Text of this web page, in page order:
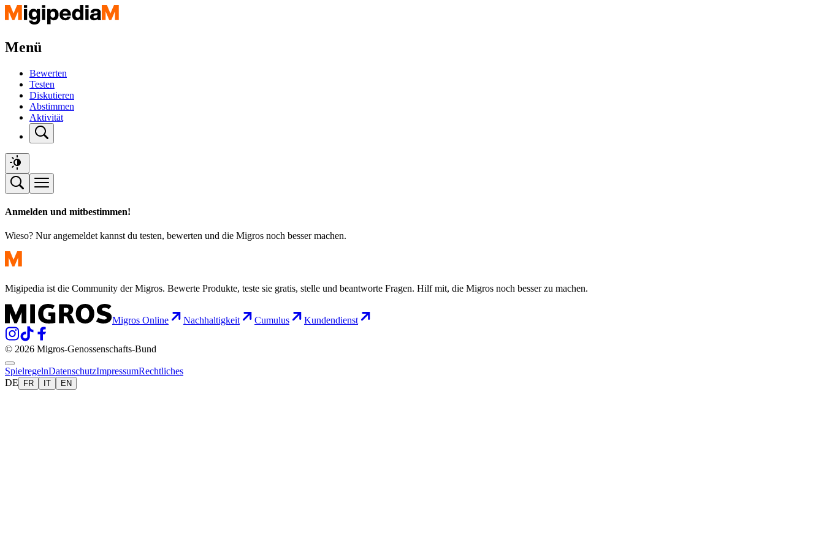
Menü
Bewerten
Testen
Diskutieren
Abstimmen
Aktivität
Anmelden und mitbestimmen!
Wieso? Nur angemeldet kannst du testen, bewerten und die Migros noch besser machen.
Migipedia ist die Community der Migros. Bewerte Produkte, teste sie gratis, stelle und beantworte Fragen. Hilf mit, die Migros noch besser zu machen.
Migros Online Nachhaltigkeit Cumulus Kundendienst
© 2026 Migros-Genossenschafts-Bund
SpielregelnDatenschutzImpressumRechtliches
DE
FR IT EN